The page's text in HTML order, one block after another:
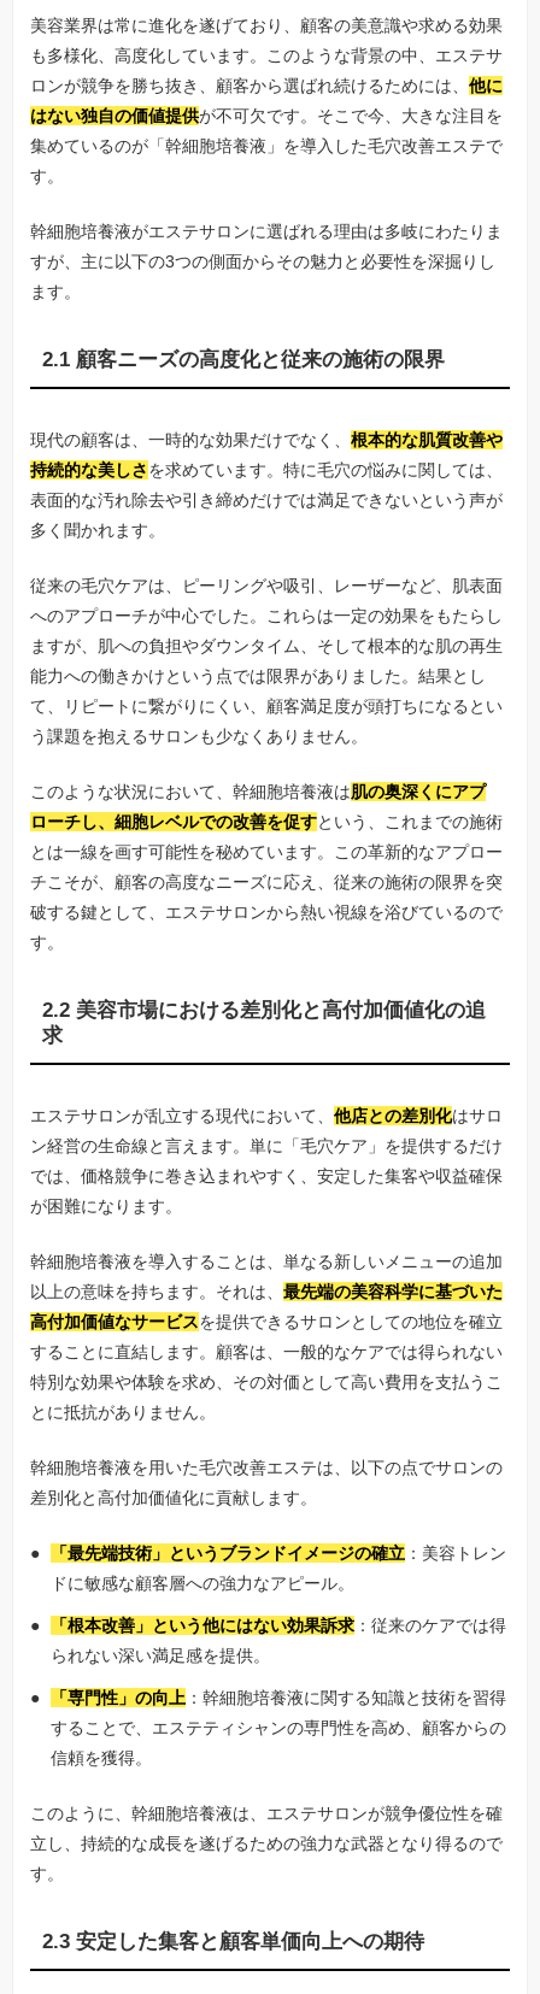
美容業界は常に進化を遂げており、顧客の美意識や求める効果
も多様化、高度化しています。このような背景の中、エステサ
ロンが競争を勝ち抜き、顧客から選ばれ続けるためには、他に
はない独自の価値提供が不可欠です。そこで今、大きな注目を
集めているのが「幹細胞培養液」を導入した毛穴改善エステで
す。
幹細胞培養液がエステサロンに選ばれる理由は多岐にわたりま
すが、主に以下の3つの側面からその魅力と必要性を深掘りし
ます。
2.1 顧客ニーズの高度化と従来の施術の限界
現代の顧客は、一時的な効果だけでなく、根本的な肌質改善や
持続的な美しさを求めています。特に毛穴の悩みに関しては、
表面的な汚れ除去や引き締めだけでは満足できないという声が
多く聞かれます。
従来の毛穴ケアは、ピーリングや吸引、レーザーなど、肌表面
へのアプローチが中心でした。これらは一定の効果をもたらし
ますが、肌への負担やダウンタイム、そして根本的な肌の再生
能力への働きかけという点では限界がありました。結果とし
て、リピートに繋がりにくい、顧客満足度が頭打ちになるとい
う課題を抱えるサロンも少なくありません。
このような状況において、幹細胞培養液は肌の奥深くにアプ
ローチし、細胞レベルでの改善を促すという、これまでの施術
とは一線を画す可能性を秘めています。この革新的なアプロー
チこそが、顧客の高度なニーズに応え、従来の施術の限界を突
破する鍵として、エステサロンから熱い視線を浴びているので
す。
2.2 美容市場における差別化と高付加価値化の追
求
エステサロンが乱立する現代において、他店との差別化はサロ
ン経営の生命線と言えます。単に「毛穴ケア」を提供するだけ
では、価格競争に巻き込まれやすく、安定した集客や収益確保
が困難になります。
幹細胞培養液を導入することは、単なる新しいメニューの追加
以上の意味を持ちます。それは、最先端の美容科学に基づいた
高付加価値なサービスを提供できるサロンとしての地位を確立
することに直結します。顧客は、一般的なケアでは得られない
特別な効果や体験を求め、その対価として高い費用を支払うこ
とに抵抗がありません。
幹細胞培養液を用いた毛穴改善エステは、以下の点でサロンの
差別化と高付加価値化に貢献します。
「最先端技術」というブランドイメージの確立：美容トレン
ドに敏感な顧客層への強力なアピール。
「根本改善」という他にはない効果訴求：従来のケアでは得
られない深い満足感を提供。
「専門性」の向上 ：幹細胞培養液に関する知識と技術を習得
することで、エステティシャンの専門性を高め、顧客からの
信頼を獲得。
このように、幹細胞培養液は、エステサロンが競争優位性を確
立し、持続的な成長を遂げるための強力な武器となり得るので
す。
2.3 安定した集客と顧客単価向上への期待